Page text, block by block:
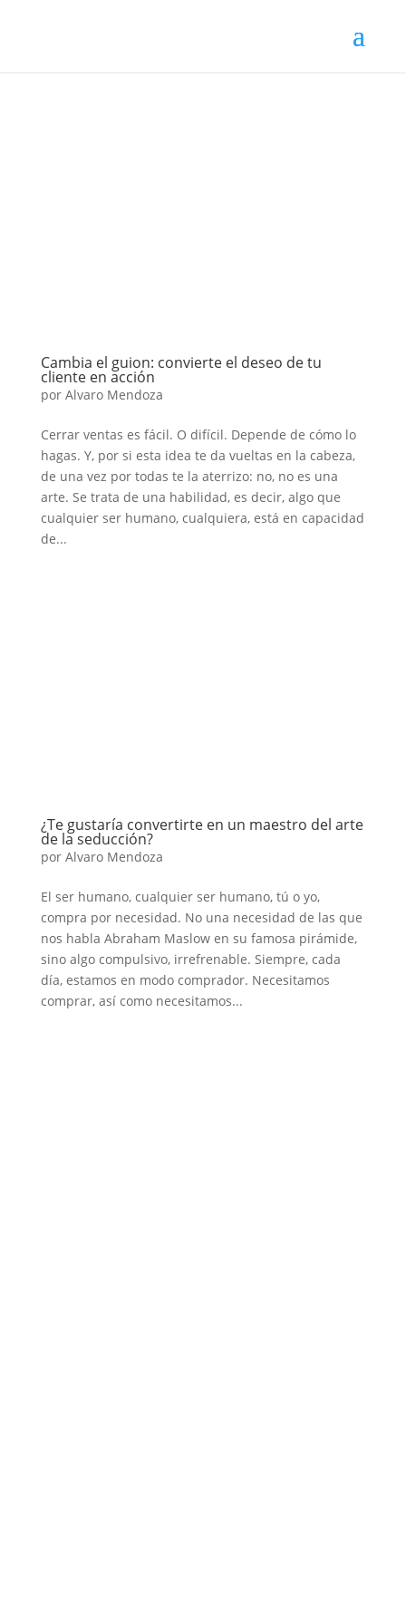
Cambia el guion: convierte el deseo de tu
cliente en acción
por Alvaro Mendoza
Cerrar ventas es fácil. O difícil. Depende de cómo lo
hagas. Y, por si esta idea te da vueltas en la cabeza,
de una vez por todas te la aterrizo: no, no es una
arte. Se trata de una habilidad, es decir, algo que
cualquier ser humano, cualquiera, está en capacidad
de...
¿Te gustaría convertirte en un maestro del arte
de la seducción?
por Alvaro Mendoza
El ser humano, cualquier ser humano, tú o yo,
compra por necesidad. No una necesidad de las que
nos habla Abraham Maslow en su famosa pirámide,
sino algo compulsivo, irrefrenable. Siempre, cada
día, estamos en modo comprador. Necesitamos
comprar, así como necesitamos...